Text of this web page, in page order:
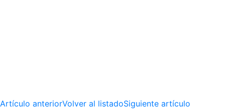
Artículo anteriorVolver al listadoSiguiente artículo